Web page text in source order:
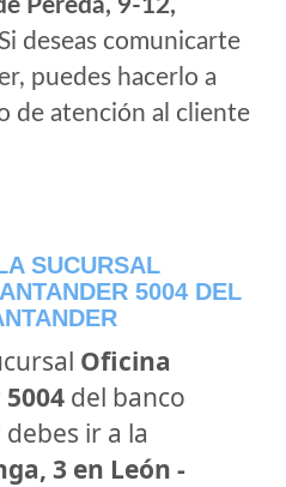
Pereda, 9-12,
deseas comunicarte
puedes hacerlo a
de atención al cliente
SUCURSAL
5004 DEL
Oficina
del banco
debes ir a la
3 en León -